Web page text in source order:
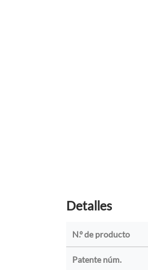
Detalles
N.º de producto
Patente núm.